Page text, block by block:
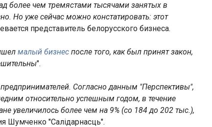
более чем тремястами тысячами занятых в
Но уже сейчас можно констатировать: этот
представитель белорусского бизнеса.
малый бизнес после того, как был принят закон,
".
Согласно данным "Перспективы",
относительно успешным годом, в течение
увеличилось более чем на 9% (со 184 до 202 тыс.),
Шумченко "Салiдарнасць".
ЕС ввёл санкции против
Мозырского НПЗ и расширил
ограничения для белорусской…